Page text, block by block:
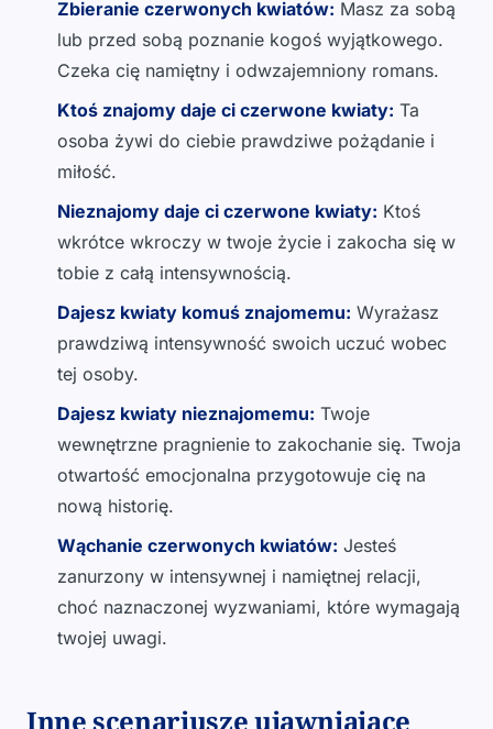
Zbieranie czerwonych kwiatów: Masz za sobą
lub przed sobą poznanie kogoś wyjątkowego.
Czeka cię namiętny i odwzajemniony romans.
Ktoś znajomy daje ci czerwone kwiaty: Ta
osoba żywi do ciebie prawdziwe pożądanie i
miłość.
Nieznajomy daje ci czerwone kwiaty: Ktoś
wkrótce wkroczy w twoje życie i zakocha się w
tobie z całą intensywnością.
Dajesz kwiaty komuś znajomemu: Wyrażasz
prawdziwą intensywność swoich uczuć wobec
tej osoby.
Dajesz kwiaty nieznajomemu: Twoje
wewnętrzne pragnienie to zakochanie się. Twoja
otwartość emocjonalna przygotowuje cię na
nową historię.
Wąchanie czerwonych kwiatów: Jesteś
zanurzony w intensywnej i namiętnej relacji,
choć naznaczonej wyzwaniami, które wymagają
twojej uwagi.
Inne scenariusze ujawniające